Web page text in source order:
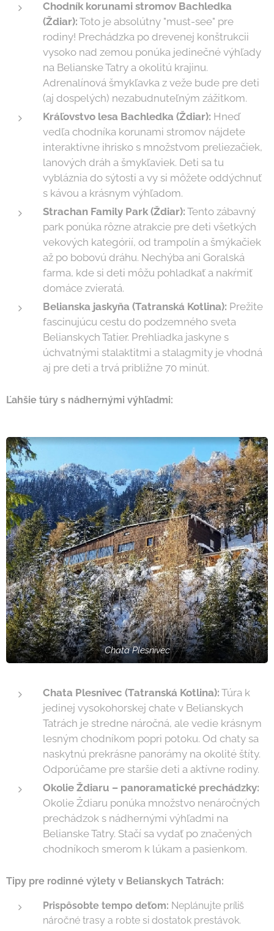
Chodník korunami stromov Bachledka
(Ždiar): Toto je absolútny "must-see" pre
rodiny! Prechádzka po drevenej konštrukcii
vysoko nad zemou ponúka jedinečné výhľady
na Belianske Tatry a okolitú krajinu.
Adrenalínová šmykľavka z veže bude pre deti
(aj dospelých) nezabudnuteľným zážitkom.
Kráľovstvo lesa Bachledka (Ždiar): Hneď
vedľa chodníka korunami stromov nájdete
interaktívne ihrisko s množstvom preliezačiek,
lanových dráh a šmykľaviek. Deti sa tu
vybláznia do sýtosti a vy si môžete oddýchnuť
s kávou a krásnym výhľadom.
Strachan Family Park (Ždiar): Tento zábavný
park ponúka rôzne atrakcie pre deti všetkých
vekových kategórií, od trampolín a šmýkačiek
až po bobovú dráhu. Nechýba ani Goralská
farma, kde si deti môžu pohladkať a nakŕmiť
domáce zvieratá.
Belianska jaskyňa (Tatranská Kotlina): Prežite
fascinujúcu cestu do podzemného sveta
Belianskych Tatier. Prehliadka jaskyne s
úchvatnými stalaktitmi a stalagmity je vhodná
aj pre deti a trvá približne 70 minút.
Ľahšie túry s nádhernými výhľadmi:
Chata Plesnivec
Chata Plesnivec (Tatranská Kotlina): Túra k
jedinej vysokohorskej chate v Belianskych
Tatrách je stredne náročná, ale vedie krásnym
lesným chodníkom popri potoku. Od chaty sa
naskytnú prekrásne panorámy na okolité štíty.
Odporúčame pre staršie deti a aktívne rodiny.
Okolie Ždiaru – panoramatické prechádzky:
Okolie Ždiaru ponúka množstvo nenáročných
prechádzok s nádhernými výhľadmi na
Belianske Tatry. Stačí sa vydať po značených
chodníkoch smerom k lúkam a pasienkom.
Tipy pre rodinné výlety v Belianskych Tatrách:
Prispôsobte tempo deťom: Neplánujte príliš
náročné trasy a robte si dostatok prestávok.